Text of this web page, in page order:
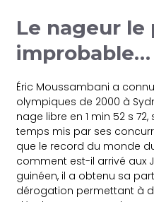
Le nageur le
improbable…
Éric Moussambani a
olympiques de 2000 à
nage libre en 1 min 52 s
temps mis par ses
que le record du monde
comment est-il arrivé aux
guinéen, il a obtenu sa
dérogation permettant à